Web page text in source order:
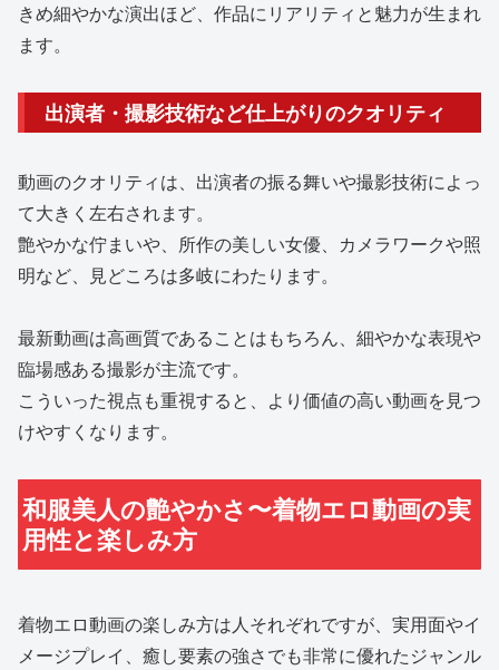
きめ細やかな演出ほど、作品にリアリティと魅力が生まれ
ます。
出演者・撮影技術など仕上がりのクオリティ
動画のクオリティは、出演者の振る舞いや撮影技術によっ
て大きく左右されます。
艶やかな佇まいや、所作の美しい女優、カメラワークや照
明など、見どころは多岐にわたります。
最新動画は高画質であることはもちろん、細やかな表現や
臨場感ある撮影が主流です。
こういった視点も重視すると、より価値の高い動画を見つ
けやすくなります。
和服美人の艶やかさ〜着物エロ動画の実
用性と楽しみ方
着物エロ動画の楽しみ方は人それぞれですが、実用面やイ
メージプレイ、癒し要素の強さでも非常に優れたジャンル